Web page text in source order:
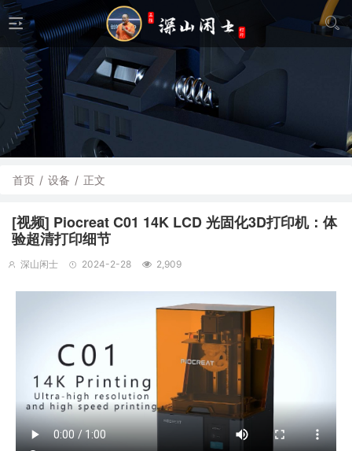
首页 / 设备 / 正文
[视频] Piocreat C01 14K LCD 光固化3D打印机：体
验超清打印细节
深山闲士 2024-2-28 2,909